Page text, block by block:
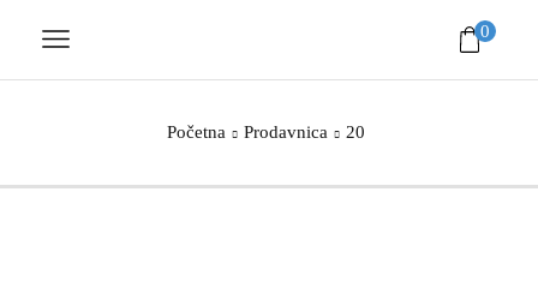
0
Početna Prodavnica 20